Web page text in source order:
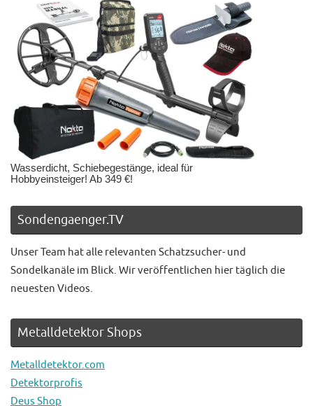
Wasserdicht, Schiebegestänge, ideal für
Hobbyeinsteiger! Ab 349 €!
Sondengaenger.TV
Unser Team hat alle relevanten Schatzsucher- und
Sondelkanäle im Blick. Wir veröffentlichen hier täglich die
neuesten Videos.
Metalldetektor Shops
Metalldetektor.com
Detektorprofis
Deus Shop